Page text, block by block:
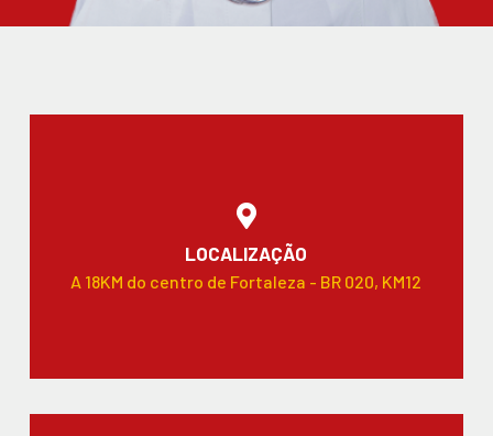
LOCALIZAÇÃO
A 18KM do centro de Fortaleza - BR 020, KM12